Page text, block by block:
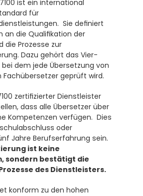
ist ein international
für
Sie definiert
an die Qualifikation der
die Prozesse zur
Dazu gehört das Vier-
bei dem jede Übersetzung von
Fachübersetzer geprüft wird.
zertifizierter Dienstleister
dass alle Übersetzer über
Kompetenzen verfügen.  Dies
oder
ist keine
sondern bestätigt die
des Dienstleisters.
konform zu den hohen